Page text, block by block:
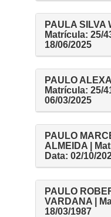
PAULA SILVA
Matrícula: 25/
18/06/2025
PAULO
Matrícula: 25/
06/03/2025
PAULO
ALMEIDA |
Data: 02/10/
PAULO
VARDANA |
18/03/1987